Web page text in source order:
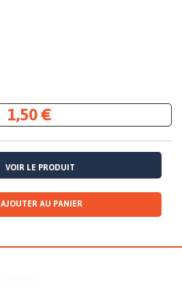
1,50 €
VOIR LE PRODUIT
AJOUTER AU PANIER